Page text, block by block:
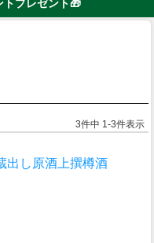
酒)
か
トプレゼント🎁
3件中 1-3件表示
出し原酒上撰樽酒